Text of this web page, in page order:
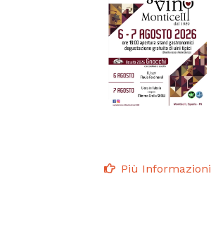
Più Informazioni